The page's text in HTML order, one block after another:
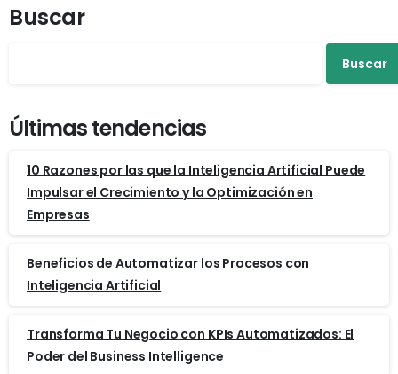
Buscar
Buscar
Últimas tendencias
10 Razones por las que la Inteligencia Artificial Puede
Impulsar el Crecimiento y la Optimización en
Empresas
Beneficios de Automatizar los Procesos con
Inteligencia Artificial
Transforma Tu Negocio con KPIs Automatizados: El
Poder del Business Intelligence